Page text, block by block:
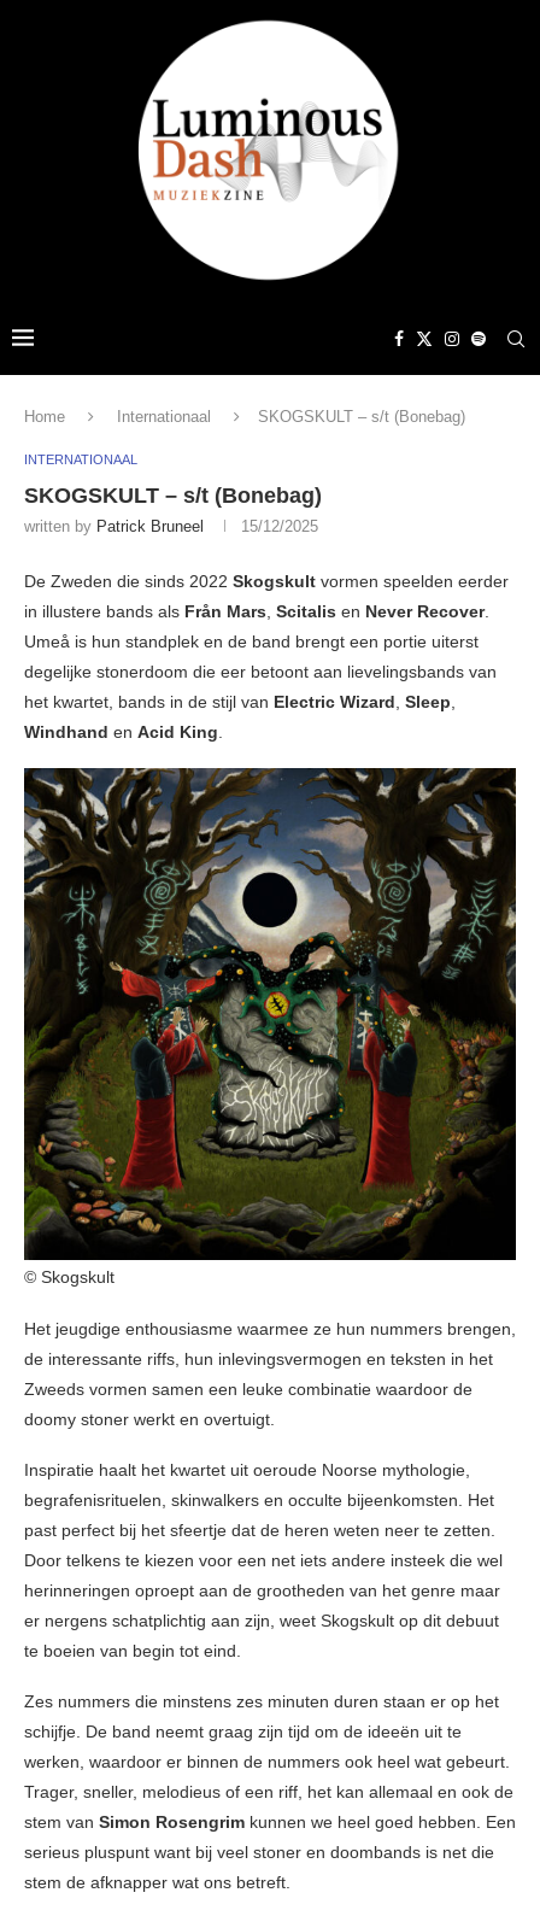
Home Internationaal SKOGSKULT – s/t (Bonebag)
INTERNATIONAAL
SKOGSKULT – s/t (Bonebag)
written by Patrick Bruneel 15/12/2025
De Zweden die sinds 2022 Skogskult vormen speelden eerder
in illustere bands als Från Mars, Scitalis en Never Recover.
Umeå is hun standplek en de band brengt een portie uiterst
degelijke stonerdoom die eer betoont aan lievelingsbands van
het kwartet, bands in de stijl van Electric Wizard, Sleep,
Windhand en Acid King.
© Skogskult
Het jeugdige enthousiasme waarmee ze hun nummers brengen,
de interessante riffs, hun inlevingsvermogen en teksten in het
Zweeds vormen samen een leuke combinatie waardoor de
doomy stoner werkt en overtuigt.
Inspiratie haalt het kwartet uit oeroude Noorse mythologie,
begrafenisrituelen, skinwalkers en occulte bijeenkomsten. Het
past perfect bij het sfeertje dat de heren weten neer te zetten.
Door telkens te kiezen voor een net iets andere insteek die wel
herinneringen oproept aan de grootheden van het genre maar
er nergens schatplichtig aan zijn, weet Skogskult op dit debuut
te boeien van begin tot eind.
Zes nummers die minstens zes minuten duren staan er op het
schijfje. De band neemt graag zijn tijd om de ideeën uit te
werken, waardoor er binnen de nummers ook heel wat gebeurt.
Trager, sneller, melodieus of een riff, het kan allemaal en ook de
stem van Simon Rosengrim kunnen we heel goed hebben. Een
serieus pluspunt want bij veel stoner en doombands is net die
stem de afknapper wat ons betreft.